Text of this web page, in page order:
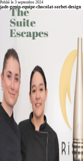
Publié le 3 septembre 2024
jade-genin-equipe-chocolat-sorbet-design